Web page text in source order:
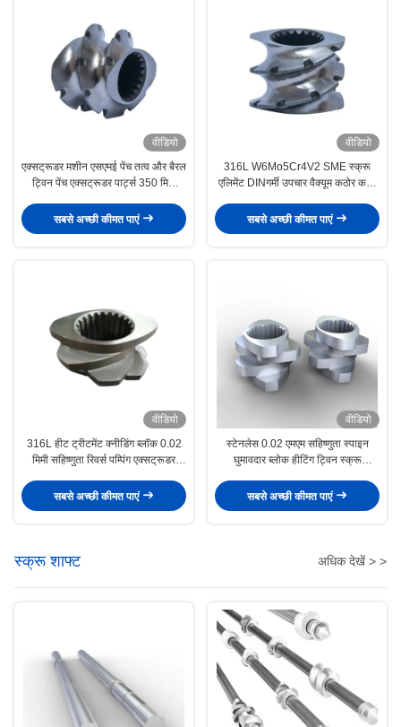
वीडियो
एक्सट्रूडर मशीन एसएमई पेंच तत्व और बैरल
ट्विन पेंच एक्सट्रूडर पार्ट्स 350 मिमी
सबसे अच्छी कीमत पाएं
वीडियो
316L W6Mo5Cr4V2 SME स्क्रू
एलिमेंट DINगर्मी उपचार वैक्यूम कठोर करने
सबसे अच्छी कीमत पाएं
वीडियो
316L हीट ट्रीटमेंट क्नीडिंग ब्लॉक 0.02
मिमी सहिष्णुता रिवर्स पम्पिंग एक्सट्रूडर
सबसे अच्छी कीमत पाएं
वीडियो
स्टेनलेस 0.02 एमएम सहिष्णुता स्पाइन
घुमावदार ब्लोक हीटिंग ट्विन स्क्रू
सबसे अच्छी कीमत पाएं
स्क्रू शाफ्ट अधिक देखें > >